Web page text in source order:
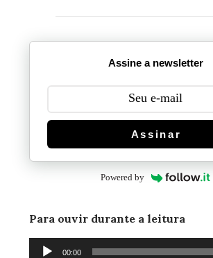
Assine a newsletter
Assinar
Powered by
Para ouvir durante a leitura
Tocador
00:00